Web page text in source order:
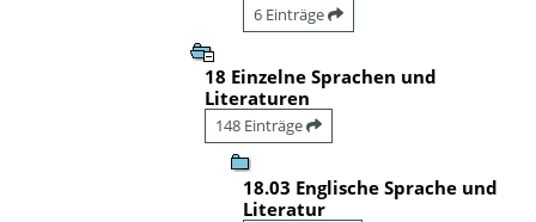
6 Einträge
18 Einzelne Sprachen und
Literaturen
148 Einträge
18.03 Englische Sprache und
Literatur